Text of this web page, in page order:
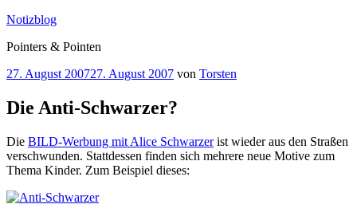
Zum
springen
Notizblog
Pointers & Pointen
Veröffentlicht
27. August 200727. August 2007 von Torsten
Die Anti-Schwarzer?
Die BILD-Werbung mit Alice Schwarzerist wieder aus den Straßen
verschwunden. Stattdessen finden sich mehrere neue Motive zum
Thema Kinder. Zum Beispiel dieses: